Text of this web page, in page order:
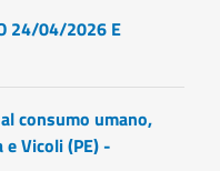
24/04/2026 E
consumo umano,
Vicoli (PE) -